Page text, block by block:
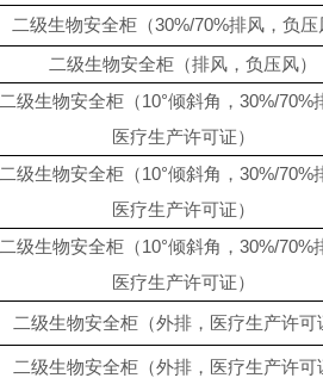
二级生物安全柜（30%/70%排风，负压
二级生物安全柜（排风，负压风）
二级生物安全柜（10°倾斜角，30%/70%
医疗生产许可证）
二级生物安全柜（10°倾斜角，30%/70%
医疗生产许可证）
二级生物安全柜（10°倾斜角，30%/70%
医疗生产许可证）
二级生物安全柜（外排，医疗生产许可
二级生物安全柜（外排，医疗生产许可